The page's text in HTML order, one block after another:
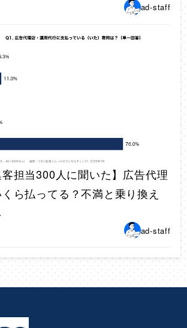
ad-staff
客担当300人に聞いた】広告代理
ら払ってる？不満と乗り換え
ad-staff